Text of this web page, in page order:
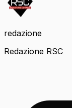
redazione
Redazione RSC